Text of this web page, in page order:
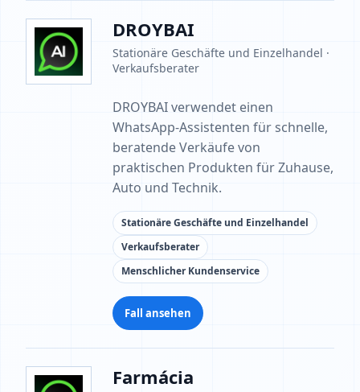
DROYBAI
Stationäre Geschäfte und Einzelhandel ·
Verkaufsberater
DROYBAI verwendet einen
WhatsApp-Assistenten für schnelle,
beratende Verkäufe von
praktischen Produkten für Zuhause,
Auto und Technik.
Stationäre Geschäfte und Einzelhandel
Verkaufsberater
Menschlicher Kundenservice
Fall ansehen
Farmácia